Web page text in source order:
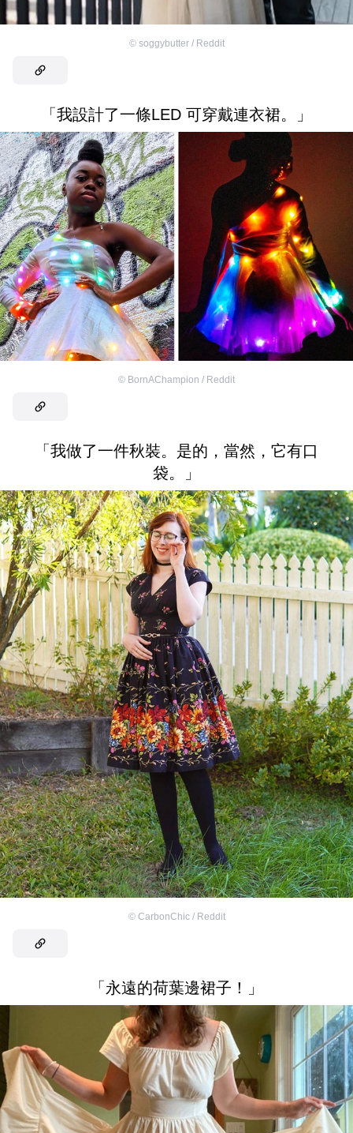
© soggybutter / Reddit
「我設計了一條LED 可穿戴連衣裙。」
© BornAChampion / Reddit
「我做了一件秋裝。是的，當然，它有口
袋。」
© CarbonChic / Reddit
「永遠的荷葉邊裙子！」